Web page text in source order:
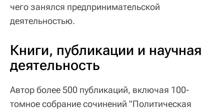
чего занялся предпринимательской
деятельностью.
Книги, публикации и научная
деятельность
Автор более 500 публикаций, включая 100-
томное собрание сочинений "Политическая